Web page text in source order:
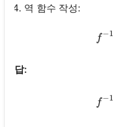
역 함수 작성:
f−1
답:
f−1